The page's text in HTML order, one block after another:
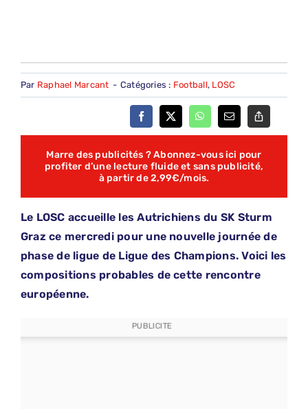
Par Raphael Marcant - Catégories : Football, LOSC
Marre des publicités ? Abonnez-vous ici pour
profiter d’une lecture fluide et sans publicité,
à partir de 2,99€/mois.
Le LOSC accueille les Autrichiens du SK Sturm
Graz ce mercredi pour une nouvelle journée de
phase de ligue de Ligue des Champions. Voici les
compositions probables de cette rencontre
européenne.
PUBLICITE